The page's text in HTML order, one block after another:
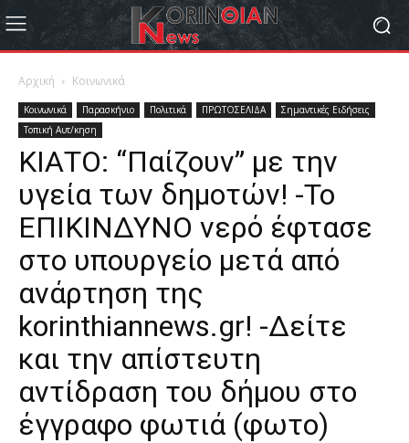
Αρχική Κοινωνικά
Κοινωνικά Παρασκήνιο Πολιτικά ΠΡΩΤΟΣΕΛΙΔΑ
Σημαντικές Ειδήσεις
Τοπική Αυτ/κηση
ΚΙΑΤΟ: “Παίζουν” με την
υγεία των δημοτών! -Το
ΕΠΙΚΙΝΔΥΝΟ νερό έφτασε
στο υπουργείο μετά από
ανάρτηση της
korinthiannews.gr! -Δείτε
και την απίστευτη
αντίδραση του δήμου στο
έγγραφο φωτιά (φωτο)